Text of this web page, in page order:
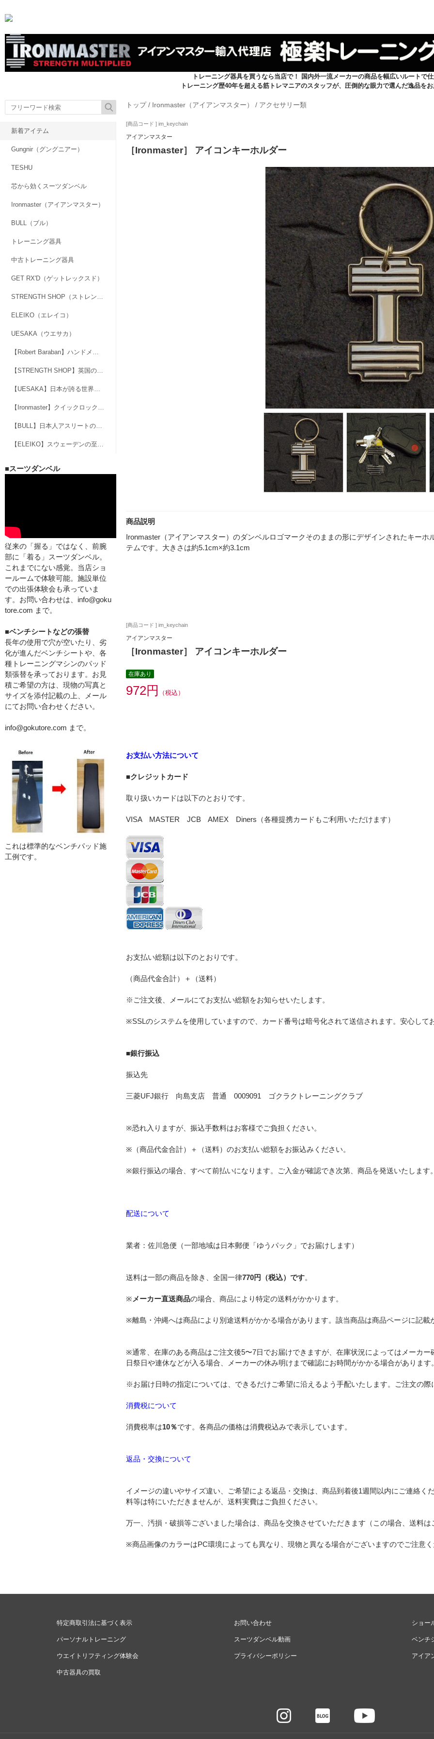
トレーニング器具を買うなら当店で！ 国内外一流メーカーの商品を幅広いルートで仕
トレーニング歴40年を超える筋トレマニアのスタッフが、圧倒的な眼力で選んだ逸品をお
新着アイテム
Gungnir（グングニアー）
TESHU
芯から効くスーツダンベル
Ironmaster（アイアンマスター）
BULL（ブル）
トレーニング器具
中古トレーニング器具
GET RX'D（ゲットレックスド）
ELEIKO（エレイコ）
UESAKA（ウエサカ）
■スーツダンベル
従来の「握る」ではなく、前腕
部に「着る」スーツダンベル。
これまでにない感覚。当店ショ
ールームで体験可能。施設単位
での出張体験会も承っていま
す。お問い合わせは、info@goku
tore.com まで。
■ベンチシートなどの張替
長年の使用で穴が空いたり、劣
化が進んだベンチシートや、各
種トレーニングマシンのパッド
類張替を承っております。お見
積ご希望の方は、現物の写真と
サイズを添付記載の上、メール
にてお問い合わせください。
info@gokutore.com まで。
これは標準的なベンチパッド施
工例です。
トップ/ Ironmaster（アイアンマスター） / アクセサリー類
[商品コード ] im_keychain
アイアンマスター
［Ironmaster］ アイコンキーホルダー
商品説明
Ironmaster（アイアンマスター）のダンベルロゴマークそのままの形にデザインされたキー
テムです。大きさは約5.1cm×約3.1cm
[商品コード ] im_keychain
アイアンマスター
［Ironmaster］ アイコンキーホルダー
在庫あり
972円 （税込）
お支払い方法について
■クレジットカード
取り扱いカードは以下のとおりです。
VISA MASTER JCB AMEX Diners（各種提携カードもご利用いただけます）
お支払い総額は以下のとおりです。
（商品代金合計）＋（送料）
※ご注文後、メールにてお支払い総額をお知らせいたします。
※SSLのシステムを使用していますので、カード番号は暗号化されて送信されます。安心して
■銀行振込
振込先
三菱UFJ銀行 向島支店 普通 0009091 ゴクラクトレーニングクラブ
※恐れ入りますが、振込手数料はお客様でご負担ください。
※（商品代金合計）＋（送料）のお支払い総額をお振込みください。
※銀行振込の場合、すべて前払いになります。ご入金が確認でき次第、商品を発送いたします。
配送について
業者：佐川急便（一部地域は日本郵便「ゆうパック」でお届けします）
送料は一部の商品を除き、全国一律770円（税込）です。
※ メーカー直送商品の場合、商品により特定の送料がかかります。
※離島・沖縄へは商品により別途送料がかかる場合があります。該当商品は商品ページに記載
※通常、在庫のある商品はご注文後5〜7日でお届けできますが、在庫状況によってはメーカー
日祭日や連休などが入る場合、メーカーの休み明けまで確認にお時間がかかる場合があります。
※お届け日時の指定については、できるだけご希望に沿えるよう手配いたします。ご注文の際
消費税について
消費税率は10％です。各商品の価格は消費税込みで表示しています。
返品・交換について
イメージの違いやサイズ違い、ご希望による返品・交換は、商品到着後1週間以内にご連絡
料等は特にいただきませんが、送料実費はご負担ください。
万一、汚損・破損等ございました場合は、商品を交換させていただきます（この場合、送料は
※商品画像のカラーはPC環境によっても異なり、現物と異なる場合がございますのでご注意く
特定商取引法に基づく表示 お問い合わせ ショー
パーソナルトレーニング スーツダンベル動画 ベンチ
ウエイトリフティング体験会 プライバシーポリシー アイア
中古器具の買取